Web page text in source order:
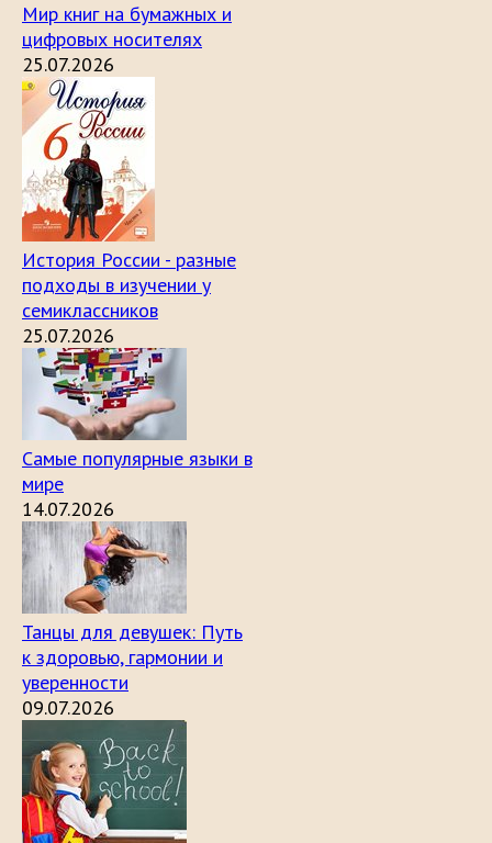
Мир книг на бумажных и
цифровых носителях
25.07.2026
История России - разные
подходы в изучении у
семиклассников
25.07.2026
Самые популярные языки в
мире
14.07.2026
Танцы для девушек: Путь
к здоровью, гармонии и
уверенности
09.07.2026